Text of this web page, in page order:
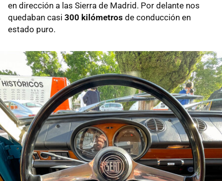
en dirección a las Sierra de Madrid. Por delante nos
quedaban casi 300 kilómetros de conducción en
estado puro.